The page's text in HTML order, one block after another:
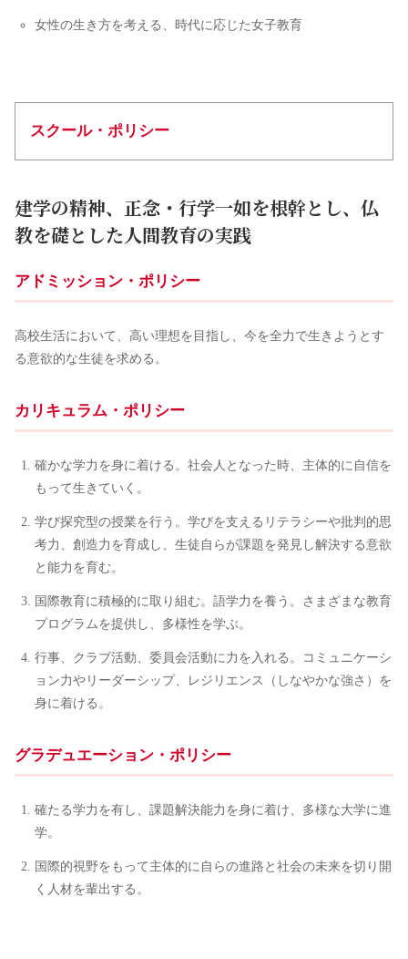
女性の生き方を考える、時代に応じた女子教育
スクール・ポリシー
建学の精神、正念・行学一如を根幹とし、仏
教を礎とした人間教育の実践
アドミッション・ポリシー
高校生活において、高い理想を目指し、今を全力で生きようとす
る意欲的な生徒を求める。
カリキュラム・ポリシー
確かな学力を身に着ける。社会人となった時、主体的に自信を
もって生きていく。
学び探究型の授業を行う。学びを支えるリテラシーや批判的思
考力、創造力を育成し、生徒自らが課題を発見し解決する意欲
と能力を育む。
国際教育に積極的に取り組む。語学力を養う。さまざまな教育
プログラムを提供し、多様性を学ぶ。
行事、クラブ活動、委員会活動に力を入れる。コミュニケーシ
ョン力やリーダーシップ、レジリエンス（しなやかな強さ）を
身に着ける。
グラデュエーション・ポリシー
確たる学力を有し、課題解決能力を身に着け、多様な大学に進
学。
国際的視野をもって主体的に自らの進路と社会の未来を切り開
く人材を輩出する。